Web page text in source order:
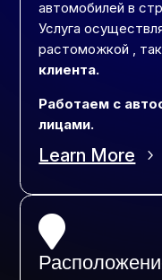
автомобилей в
Услуга
растоможкой ,
клиента.
Работаем с
лицами.
Learn More
